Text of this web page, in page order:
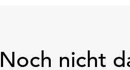
Noch nicht